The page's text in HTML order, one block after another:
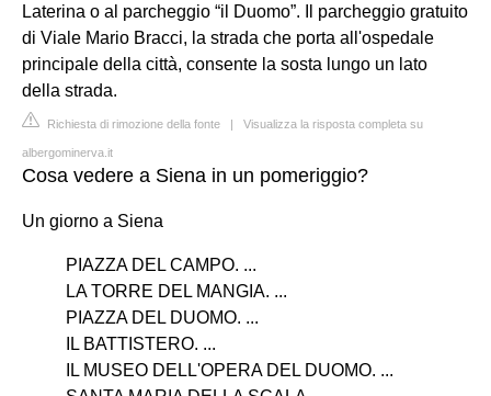
Laterina o al parcheggio “il Duomo”. Il parcheggio gratuito
di Viale Mario Bracci, la strada che porta all'ospedale
principale della città, consente la sosta lungo un lato
della strada.
Richiesta di rimozione della fonte | Visualizza la risposta completa su
albergominerva.it
Cosa vedere a Siena in un pomeriggio?
Un giorno a Siena
PIAZZA DEL CAMPO. ...
LA TORRE DEL MANGIA. ...
PIAZZA DEL DUOMO. ...
IL BATTISTERO. ...
IL MUSEO DELL'OPERA DEL DUOMO. ...